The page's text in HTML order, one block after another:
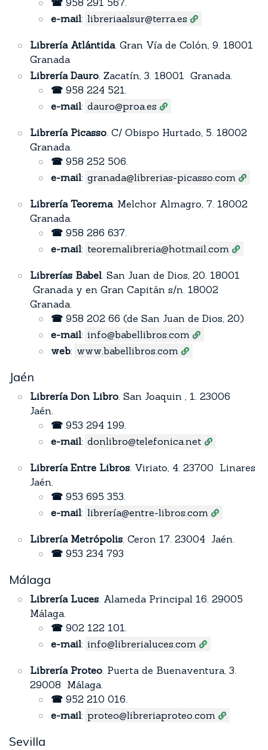
☎ 958 291 567.
e-mail: libreriaalsur@terra.es
Librería Atlántida. Gran Vía de Colón, 9. 18001
Granada
Librería Dauro. Zacatín, 3. 18001 Granada.
☎ 958 224 521.
e-mail: dauro@proa.es
Librería Picasso. C/ Obispo Hurtado, 5. 18002
Granada.
☎ 958 252 506.
e-mail: granada@librerias-picasso.com
Librería Teorema. Melchor Almagro, 7. 18002
Granada.
☎ 958 286 637.
e-mail: teoremalibreria@hotmail.com
Librerías Babel. San Juan de Dios, 20. 18001
Granada y en Gran Capitán s/n. 18002
Granada.
☎ 958 202 66 (de San Juan de Dios, 20)
e-mail: info@babellibros.com
web: www.babellibros.com
Jaén
Librería Don Libro. San Joaquin , 1. 23006
Jaén.
☎ 953 294 199.
e-mail: donlibro@telefonica.net
Librería Entre Libros. Viriato, 4. 23700 Linares
Jaén.
☎ 953 695 353.
e-mail: librería@entre-libros.com
Librería Metrópolis. Ceron 17. 23004 Jaén.
☎ 953 234 793
Málaga
Librería Luces. Alameda Principal 16. 29005
Málaga.
☎ 902 122 101.
e-mail: info@librerialuces.com
Librería Proteo. Puerta de Buenaventura, 3.
29008 Málaga.
☎ 952 210 016.
e-mail: proteo@libreriaproteo.com
Sevilla